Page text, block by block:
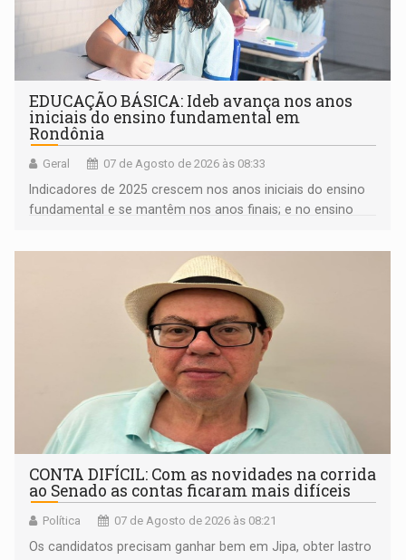
EDUCAÇÃO BÁSICA: Ideb avança nos anos
iniciais do ensino fundamental em
Rondônia
Geral 07 de Agosto de 2026 às 08:33
Indicadores de 2025 crescem nos anos iniciais do ensino
fundamental e se mantêm nos anos finais; e no ensino
CONTA DIFÍCIL: Com as novidades na corrida
ao Senado as contas ficaram mais difíceis
Política 07 de Agosto de 2026 às 08:21
Os candidatos precisam ganhar bem em Jipa, obter lastro